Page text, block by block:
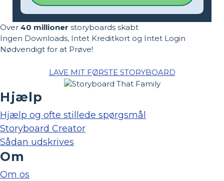
Over 40 millioner storyboards skabt
Ingen Downloads, Intet Kreditkort og Intet Login
Nødvendigt for at Prøve!
LAVE MIT FØRSTE STORYBOARD
Hjælp
Hjælp og ofte stillede spørgsmål
Storyboard Creator
Sådan udskrives
Om
Om os